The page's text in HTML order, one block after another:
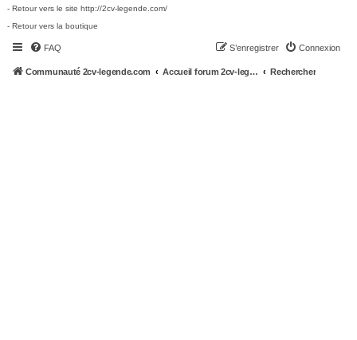
- Retour vers le site http://2cv-legende.com/
- Retour vers la boutique
FAQ Connexion
S’enregistrer
Communauté 2cv-legende.com Accueil forum 2cv-legende.com Rechercher